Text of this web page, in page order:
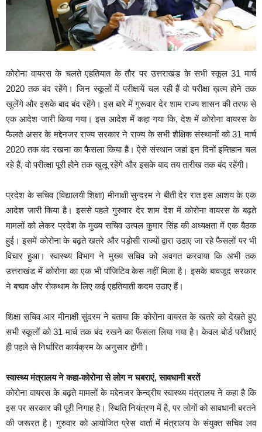
कोरोना वायरस के चलते एहतियात के तौर पर उत्तराखंड के सभी स्कूल 31 मार्च
2020 तक बंद रहेंगे। जिन स्कूलों में परीक्षायें चल रही हैं वो परीक्षा ख़त्म होने तक
खुलेंगे और इसके बाद बंद रहेंगे। इस बारे में गुरूवार देर शाम राज्य शासन की तरफ से
एक आदेश जारी किया गया। इस आदेश में कहा गया कि, देश में कोरोना वायरस के
फैलते असर के मद्देनजर राज्य सरकार ने राज्य के सभी शैक्षिक संस्थानों को 31 मार्च
2020 तक बंद रखना का फैसला किया है। ऐसे संस्थान जहां इन दिनों इम्तिहान चल
रहे हैं, वो परीत्क्षा पूरी होने तक खुलू रहेंगे और इसके बाद तय तारीख तक बंद रहेंगी।
प्रदेश के सचिव (विद्यालयी शिक्षा) मीनाक्षी सुन्दरम ने बीती देर रात इस आशय के एक
आदेश जारी किया है। इससे पहले गुरुवार देर शाम देश में कोरोना वायरस के बढ़ते
मामलों को लेकर प्रदेश के मुख्य सचिव उत्पल कुमार सिंह की अध्यक्षता में एक बैठक
हुई। इसमें कोरोना के बढ़ते खतरे और पड़ोसी राज्यों द्वारा उठाए जा रहे फैसलों पर भी
विचार हुआ। स्वास्थ्य विभाग ने मुख्य सचिव को अवगत करवाया कि अभी तक
उत्तराखंड में कोरोना का एक भी पॉजिटिव केस नहीं मिला है। इसके बावजूद सरकार
ने बचाव और रोकथाम के लिए कई एहतियाती कदम उठाए हैं।
शिक्षा सचिव आर मीनाक्षी सुंदरम ने बताया कि कोरोना वायरत के खतरे को देखते हुए
सभी स्कूलों को 31 मार्च तक बंद रखने का फैसला लिया गया है। केवल बोर्ड परीक्षाएं
ही पहले से निर्धारित कार्यक्रम के अनुसार होंगी।
स्वास्थ्य मंत्रालय ने कहा-कोरोना से लोग न घबराएं, सावधानी बरतें
कोरोना वायरस के बढ़ते मामलों के मद्देनजर केन्द्रीय स्वास्थ्य मंत्रालय ने कहा है कि
इस पर सरकार की पूरी निगाह है। स्थिति नियंत्रण में है, पर लोगों को सावधानी बरतने
की जरूरत है। गुरुवार को आयोजित प्रेस वार्ता में मंत्रालय के संयुक्त सचिव लव